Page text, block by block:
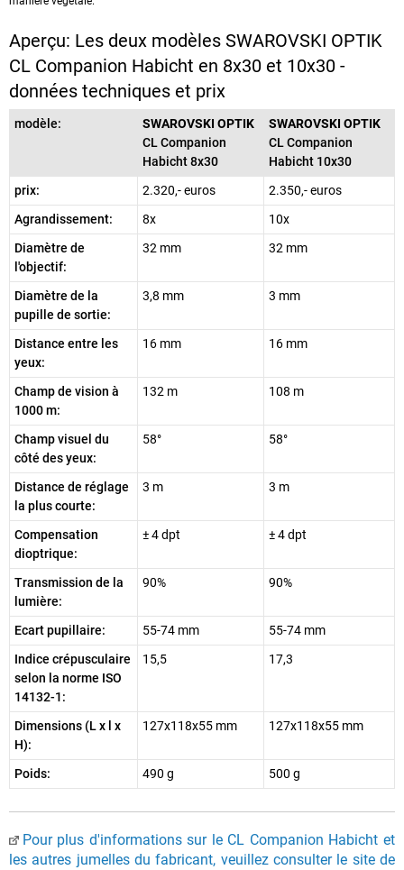
Aperçu: Les deux modèles SWAROVSKI OPTIK
CL Companion Habicht en 8x30 et 10x30 -
données techniques et prix
modèle:
SWAROVSKI OPTIK
CL Companion
Habicht 8x30
SWAROVSKI OPTIK
CL Companion
Habicht 10x30
prix:
2.320,- euros
2.350,- euros
Agrandissement:
8x
10x
Diamètre de
l'objectif:
32 mm 32 mm
Diamètre de la
pupille de sortie:
3,8 mm 3 mm
Distance entre les
yeux:
16 mm 16 mm
Champ de vision à
1000 m:
132 m 108 m
Champ visuel du
côté des yeux:
58° 58°
Distance de réglage
la plus courte:
3 m 3 m
Compensation
dioptrique:
± 4 dpt ± 4 dpt
Transmission de la
lumière:
90% 90%
Ecart pupillaire: 55-74 mm
55-74 mm
Indice crépusculaire
selon la norme ISO
14132-1:
15,5 17,3
Dimensions (L x l x
H):
127x118x55 mm 127x118x55 mm
Poids: 490 g 500 g
Pour plus d'informations sur le CL Companion Habicht et
les autres jumelles du fabricant, veuillez consulter le site de